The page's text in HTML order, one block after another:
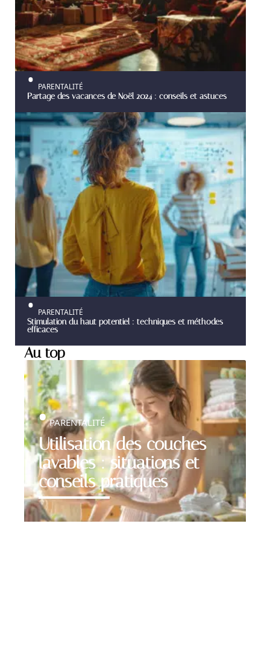
PARENTALITÉ
Partage des vacances de Noël 2024 : conseils et astuces
PARENTALITÉ
Stimulation du haut potentiel : techniques et méthodes
efficaces
Au top
Utilisation des couches
lavables : situations et
conseils pratiques
PARENTALITÉ